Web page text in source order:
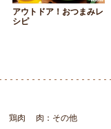
アウトドア！おつまみレ
シピ
鶏肉
肉：その他